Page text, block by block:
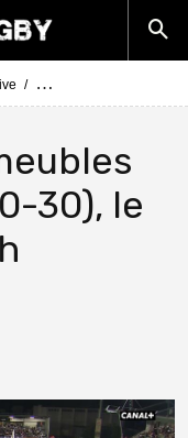
Pro D2 Brive - Vannes :
30), le